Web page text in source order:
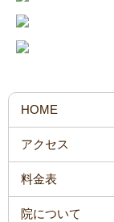
HOME
アクセス
料金表
院について